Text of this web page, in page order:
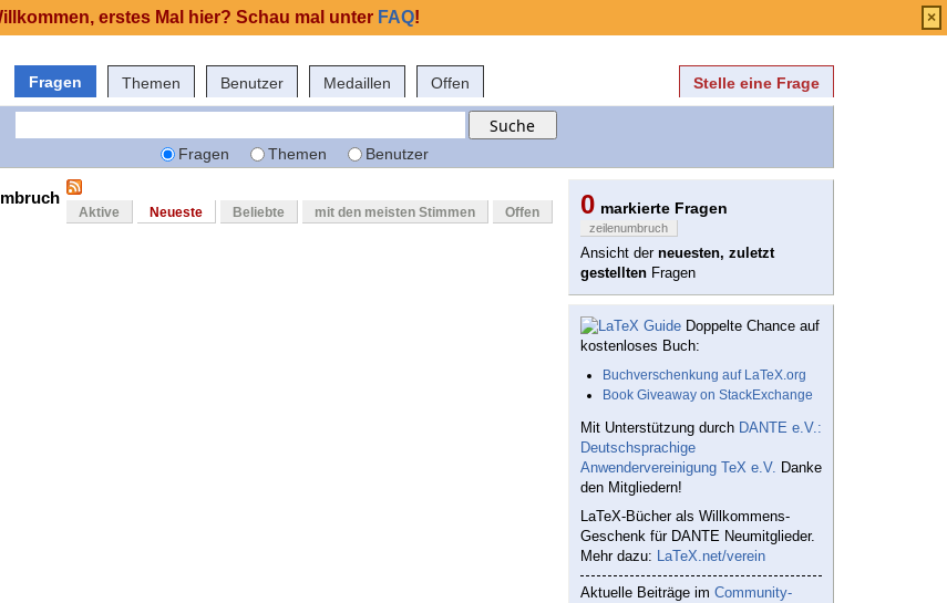
Fragen Themen Benutzer Medaillen Offen Stelle eine Frage
Fragen Themen Benutzer
Aktive Neueste Beliebte mit den meisten Stimmen Offen 0 markierte Fragen
zeilenumbruch
Ansicht der neuesten, zuletzt
gestellten Fragen
Doppelte Chance auf
kostenloses Buch:
Buchverschenkung auf LaTeX.org
Book Giveaway on StackExchange
Mit Unterstützung durch DANTE e.V.:
Deutschsprachige
Anwendervereinigung TeX e.V. Danke
den Mitgliedern!
LaTeX-Bücher als Willkommens-
Geschenk für DANTE Neumitglieder.
Mehr dazu: LaTeX.net/verein
Aktuelle Beiträge im Community-
erstes Mal hier? Schau mal unter FAQ! ×